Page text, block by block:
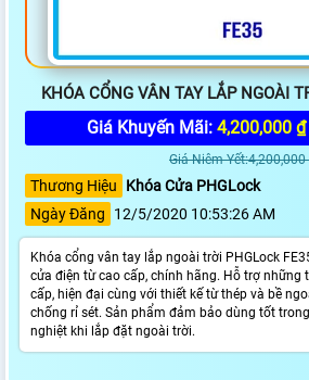
KHÓA CỔNG VÂN TAY LẮP NGOÀI
Giá Khuyến Mãi: 4,200,000 ₫
Giá Niêm Yết:4,200,000
Thương Hiệu
Khóa Cửa PHGLock
Ngày Đăng
12/5/2020 10:53:26 AM
Khóa cổng vân tay lắp ngoài trời PHGLock
cửa điện từ cao cấp, chính hãng. Hỗ trợ những
cấp, hiện đại cùng với thiết kế từ thép và bề
chống rỉ sét. Sản phẩm đảm bảo dùng tốt
nghiệt khi lắp đặt ngoài trời.